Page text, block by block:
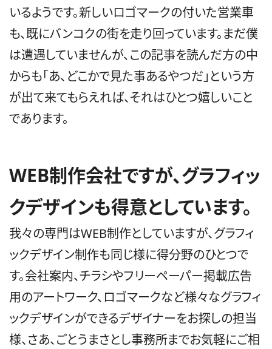
いるようです。新しいロゴマークの付いた営業車
も、既にバンコクの街を走り回っています。まだ僕
は遭遇していませんが、この記事を読んだ方の中
からも「あ、どこかで見た事あるやつだ」という方
が出て来てもらえれば、それはひとつ嬉しいこと
であります。
WEB制作会社ですが、グラフィッ
クデザインも得意としています。
我々の専門はWEB制作としていますが、グラフィ
ックデザイン制作も同じ様に得分野のひとつで
す。会社案内、チラシやフリーペーパー掲載広告
用のアートワーク、ロゴマークなど様々なグラフィ
ックデザインができるデザイナーをお探しの担当
様、さあ、ごとうまさとし事務所までお気軽にご相